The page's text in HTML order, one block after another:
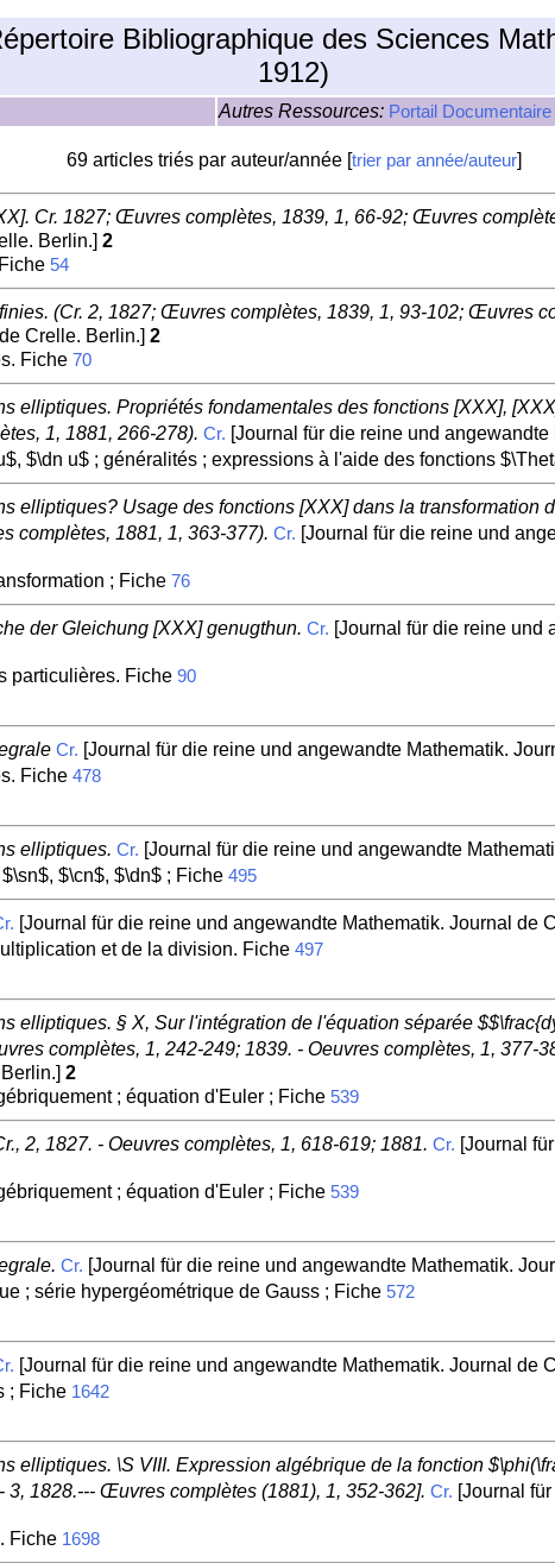
Bibliographique des Sciences
1912)
Autres Ressources: Portail Documentaire
69 articles triés par auteur/année [trier par année/auteur]
Cr. 1827; Œuvres complètes, 1839, 1, 66-92; Œuvres
Berlin.] 2
54
(Cr. 2, 1827; Œuvres complètes, 1839, 1, 93-102; Œuvres
Crelle. Berlin.] 2
Fiche 70
elliptiques. Propriétés fondamentales des fonctions [XXX],
1, 1881, 266-278). Cr. [Journal für die reine und
$\dn u$ ; généralités ; expressions à l'aide des fonctions
elliptiques? Usage des fonctions [XXX] dans la transformation
complètes, 1881, 1, 363-377). Cr. [Journal für die reine und
; Fiche 76
der Gleichung [XXX] genugthun. Cr. [Journal für die reine und
particulières. Fiche 90
Cr. [Journal für die reine und angewandte Mathematik.
Fiche 478
elliptiques. Cr. [Journal für die reine und angewandte
$\cn$, $\dn$ ; Fiche 495
[Journal für die reine und angewandte Mathematik. Journal de
et de la division. Fiche 497
elliptiques. § X, Sur l'intégration de l'équation séparée
complètes, 1, 242-249; 1839. - Oeuvres complètes, 1, 377-
2
; équation d'Euler ; Fiche 539
2, 1827. - Oeuvres complètes, 1, 618-619; 1881. Cr. [Journal
; équation d'Euler ; Fiche 539
Cr. [Journal für die reine und angewandte Mathematik.
; série hypergéométrique de Gauss ; Fiche 572
[Journal für die reine und angewandte Mathematik. Journal de
; Fiche 1642
elliptiques. \S VIII. Expression algébrique de la fonction
1828.--- Œuvres complètes (1881), 1, 352-362]. Cr. [Journal
Fiche 1698